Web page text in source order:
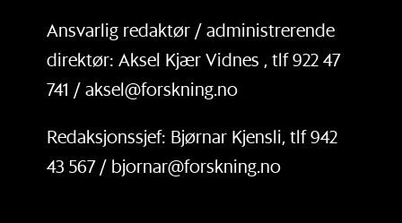
Ansvarlig redaktør / administrerende
direktør: Aksel Kjær Vidnes , tlf 922 47
741 / aksel@forskning.no
Redaksjonssjef: Bjørnar Kjensli, tlf 942
43 567 / bjornar@forskning.no